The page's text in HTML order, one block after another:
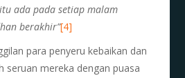
ada pada setiap malam
berakhir”[4]
para penyeru kebaikan dan
seruan mereka dengan puasa